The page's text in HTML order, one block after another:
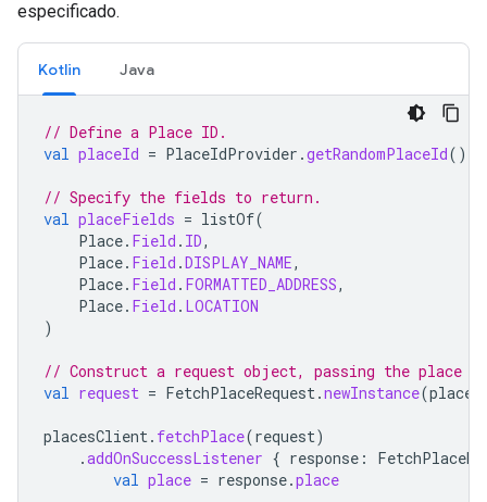
especificado.
Kotlin Java
// Define a Place ID.
val placeId = PlaceIdProvider .getRandomPlaceId()
// Specify the fields to return.
val placeFields = listOf(
Place. Field . ID,
Place. Field .DISPLAY_NAME,
Place. Field . FORMATTED_ADDRESS,
Place. Field . LOCATION
)
// Construct a request object, passing the place
val request = FetchPlaceRequest.newInstance(
placesClient. fetchPlace(request)
.addOnSuccessListener { response :
val place = response.place